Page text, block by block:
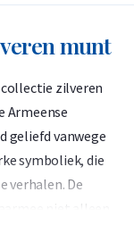
munt
zilveren
Armeense
geliefd vanwege
symboliek, die
verhalen. De
niet alleen
ook een